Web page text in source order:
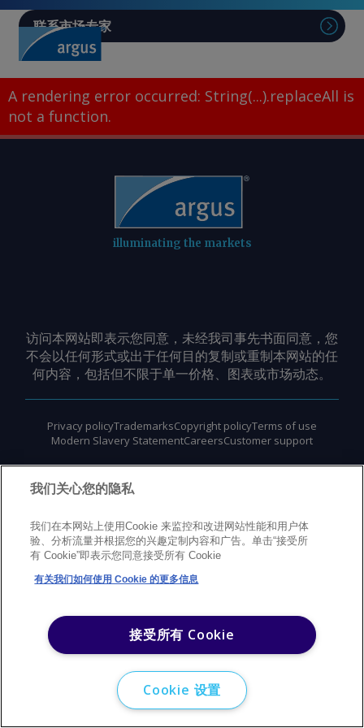
联系市场专家
A rendering error occurred: String(...).replaceAll is
not a function.
illuminating the markets
访问本网站即表示您同意，未经我司事先书面同意，您
不会以任何形式或出于任何目的复制或重制本网站的任
何内容，包括但不限于单一价格、图表或市场动态。
©2026Argus Media Group Copyright
Privacy policyTrademarksCopyright policyTerms of use
Modern Slavery StatementCareersCustomer support
我们关心您的隐私
我们在本网站上使用Cookie 来监控和改进网站性能和用户体
验、分析流量并根据您的兴趣定制内容和广告。单击“接受所
有 Cookie”即表示您同意接受所有 Cookie
有关我们如何使用 Cookie 的更多信息
接受所有 Cookie
Cookie 设置